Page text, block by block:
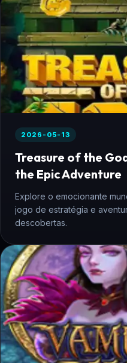
2026-05-13
Treasure of the
the Epic Adventure
Explore o emocionante
jogo de estratégia e
descobertas.